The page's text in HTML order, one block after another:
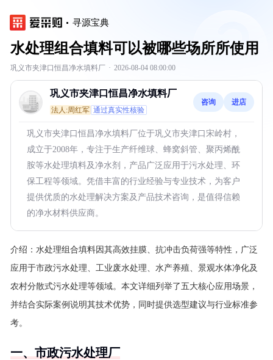
寻源宝典
水处理组合填料可以被哪些场所所使用
巩义市夹津口恒昌净水填料厂 · 2026-08-04 08:00:00
巩义市夹津口恒昌净水填料厂
法人:周红军 通过真实性核验
咨询 进店
巩义市夹津口恒昌净水填料厂位于巩义市夹津口宋岭村，
成立于2008年，专注于生产纤维球、蜂窝斜管、聚丙烯酰
胺等水处理填料及净水剂，产品广泛应用于污水处理、环
保工程等领域。凭借丰富的行业经验与专业技术，为客户
提供优质的水处理解决方案及产品技术咨询，是值得信赖
的净水材料供应商。
介绍： 水处理组合填料因其高效挂膜、抗冲击负荷强等特性，广泛
应用于市政污水处理、工业废水处理、水产养殖、景观水体净化及
农村分散式污水处理等领域。本文详细列举了五大核心应用场景，
并结合实际案例说明其技术优势，同时提供选型建议与行业标准参
考。
一、市政污水处理厂